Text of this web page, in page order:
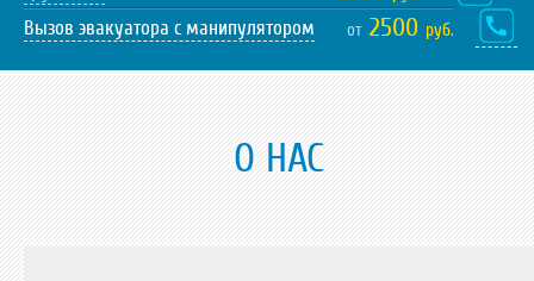
Вызов эвакуатора с манипулятором от 2500 руб.
О НАС